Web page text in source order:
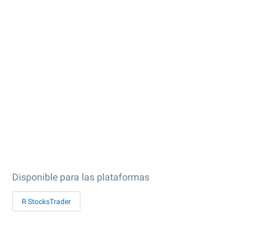
Disponible para las plataformas
R StocksTrader